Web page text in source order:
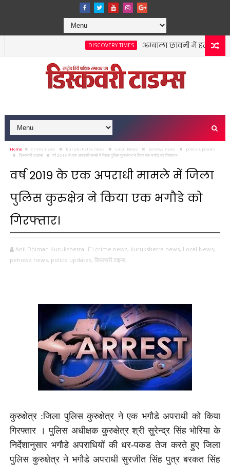
DISCOVERY TIMES अम्बाला छावनी में हर वार्ड में
Home crime news kurukshetra news Local News pehowa news
police updates
डिस्कवरी टाइम्स
वर्ष 2019 के एक अपराधी मामले में जिला पुलिस कुरुक्षेत्र ने किया एक भगौडे को गिरफ्तार।
वर्ष 2019 के एक अपराधी मामले में जिला
पुलिस कुरुक्षेत्र ने किया एक भगौडे को
गिरफ्तार।
Anil Dhiman Kurukshetra crime news, kurukshetra news, Local News,
pehowa news, police updates, डिस्कवरी टाइम्स,
कुरुक्षेत्र :जिला पुलिस कुरुक्षेत्र नेएक भगौडे अपराधी को किया
गिरफ्तार । पुलिस अधीक्षक कुरुक्षेत्र श्री सुरेन्द्र सिंह भोरिया के
निर्देशानुसार भगौडे अपराधियों की धर-पकड तेज करते हुए जिला
पुलिस कुरुक्षेत्र ने भगौडे अपराधी सुरजीत सिंह पुत्र बरकत सिंह